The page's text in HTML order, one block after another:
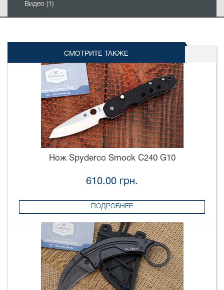
Видео (1)
СМОТРИТЕ ТАКЖЕ
Нож Spyderco Smock C240 G10
610.00 грн.
ПОДРОБНЕЕ